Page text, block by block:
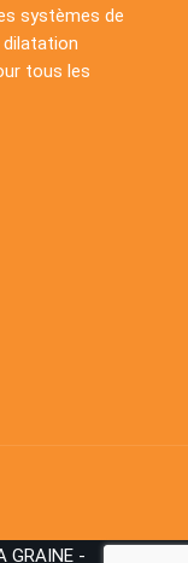
systèmes de
tous les
GRAINE -